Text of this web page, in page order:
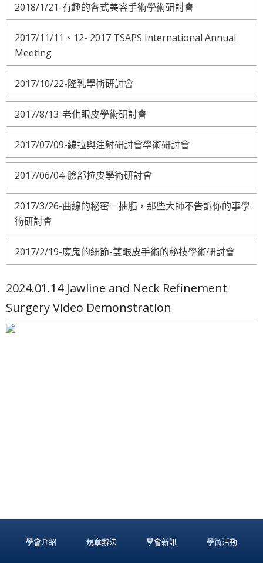
2018/1/21-有趣的各式美容手術學術研討會
2017/11/11、12- 2017 TSAPS International Annual
Meeting
2017/10/22-隆乳學術研討會
2017/8/13-老化眼皮學術研討會
2017/07/09-線拉與注射研討會學術研討會
2017/06/04-臉部拉皮學術研討會
2017/3/26-曲線的秘密－抽脂，那些大師不告訴你的事學
術研討會
2017/2/19-魔鬼的細節-雙眼皮手術的秘技學術研討會
2024.01.14 Jawline and Neck Refinement
Surgery Video Demonstration
學會介紹 規章辦法 學會新訊 學術活動